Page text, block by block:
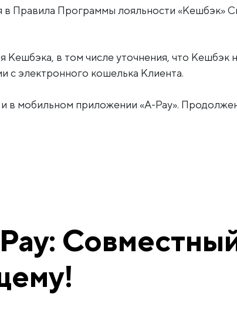
в Правила Программы лояльности «Кешбэк»
Кешбэка, в том числе уточнения, что Кешбэк
с электронного кошелька Клиента.
в мобильном приложении «A-Pay».